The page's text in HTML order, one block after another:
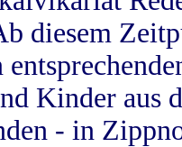
diesem
Kinder aus
- in